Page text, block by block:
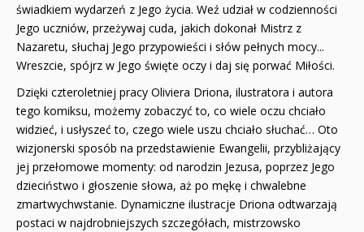
świadkiem wydarzeń z Jego życia. Weź udział w codzienności
Jego uczniów, przeżywaj cuda, jakich dokonał Mistrz z
Nazaretu, słuchaj Jego przypowieści i słów pełnych mocy...
Wreszcie, spójrz w Jego święte oczy i daj się porwać Miłości.
Dzięki czteroletniej pracy Oliviera Driona, ilustratora i autora
tego komiksu, możemy zobaczyć to, co wiele oczu chciało
widzieć, i usłyszeć to, czego wiele uszu chciało słuchać… Oto
wizjonerski sposób na przedstawienie Ewangelii, przybliżający
jej przełomowe momenty: od narodzin Jezusa, poprzez Jego
dzieciństwo i głoszenie słowa, aż po mękę i chwalebne
zmartwychwstanie. Dynamiczne ilustracje Driona odtwarzają
postaci w najdrobniejszych szczegółach, mistrzowsko